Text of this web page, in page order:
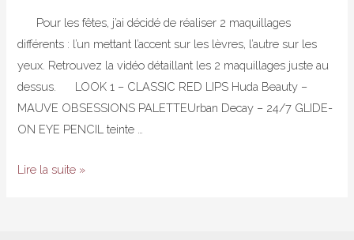
Pour les fêtes, j’ai décidé de réaliser 2 maquillages
différents : l’un mettant l’accent sur les lèvres, l’autre sur les
yeux. Retrouvez la vidéo détaillant les 2 maquillages juste au
dessus. LOOK 1 – CLASSIC RED LIPS Huda Beauty –
MAUVE OBSESSIONS PALETTEUrban Decay – 24/7 GLIDE-
ON EYE PENCIL teinte …
VIDEO
Lire la suite »